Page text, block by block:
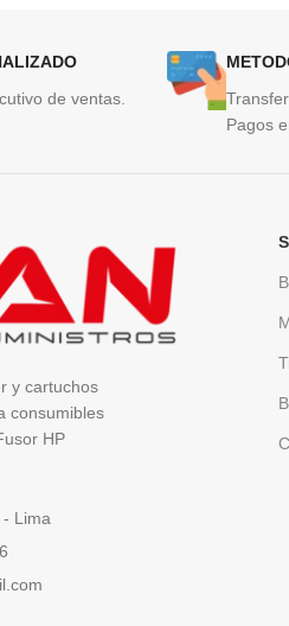
de ventas.
Pagos
y cartuchos
consumibles
HP
Lima